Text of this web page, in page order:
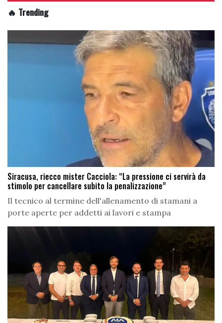
🔥 Trending
Siracusa, riecco mister Cacciola: “La pressione ci servirà da
stimolo per cancellare subito la penalizzazione”
Il tecnico al termine dell'allenamento di stamani a
porte aperte per addetti ai lavori e stampa